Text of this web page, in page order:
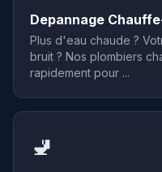
Depannage
Plus d'eau chaude ?
bruit ? Nos plombiers
rapidement pour ...
🚽